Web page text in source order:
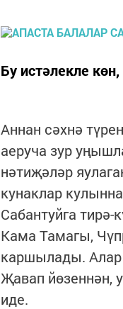
Бу истәлекле
Аннан сәхнә
аеруча зур
нәтиҗәләр
кунаклар
Сабантуйга
Кама Тамагы,
каршылады. Алар
Җавап йөзеннән,
иде.